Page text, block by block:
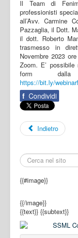
Il Team di
professionisti
all’Avv. Carmine
Pazzaglia, il Dott.
il dott. Roberto
trasmesso in
Novembre 2023
Zoom. E’
form
https://bit.ly/
f Condividi
Indietro
{{#image}}
{{/image}}
{{text}} {{subtext}}